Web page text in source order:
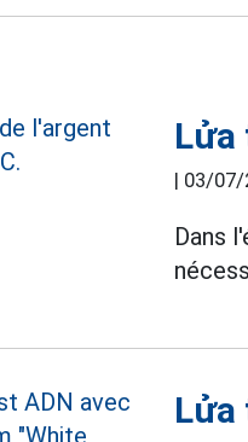
Lửa
| 03/07/
Dans
Lửa